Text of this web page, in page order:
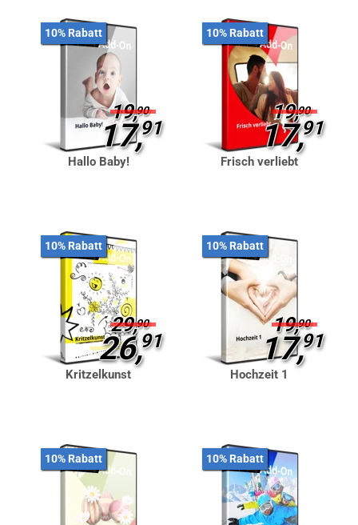
Hallo Baby!
10% Rabatt
17,91
19,90
Frisch verliebt
10% Rabatt
17,91
19,90
Kritzelkunst
10% Rabatt
26,91
29,90
Hochzeit 1
10% Rabatt
17,91
19,90
10% Rabatt 10% Rabatt